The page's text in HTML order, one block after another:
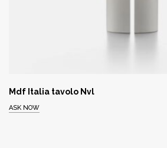
Mdf Italia tavolo Nvl
ASK NOW